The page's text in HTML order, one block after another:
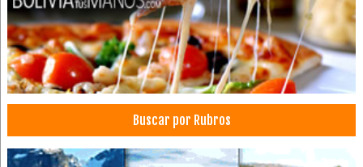
Profesionales
Médicos Gastroenterólogos
Buscar por Rubros